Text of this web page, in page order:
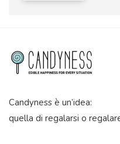
Candyness è un’idea:
quella di regalarsi o